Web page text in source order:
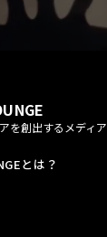
を創出するメディア
とは？